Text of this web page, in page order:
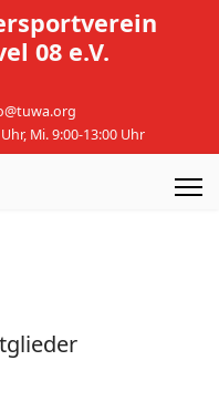
08 e.V.
Mi. 9:00-13:00 Uhr